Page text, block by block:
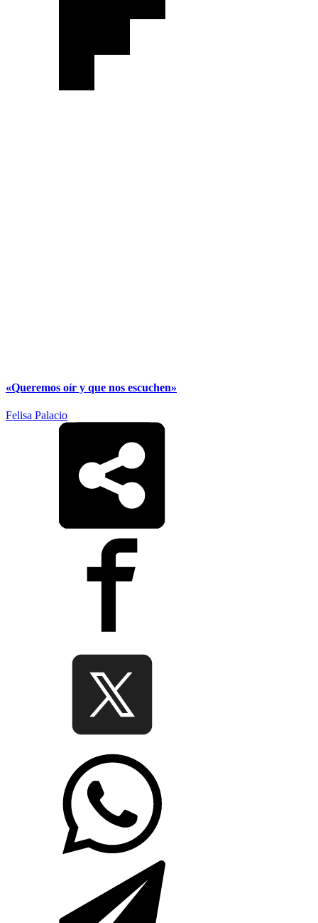
«Queremos oír y que nos escuchen»
Felisa Palacio